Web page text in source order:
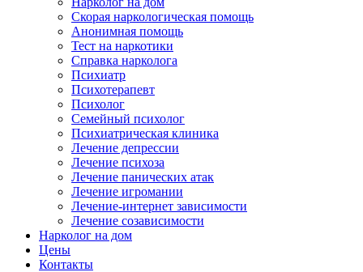
Скорая наркологическая помощь
Анонимная помощь
Тест на наркотики
Справка нарколога
Психиатр
Психотерапевт
Психолог
Семейный психолог
Психиатрическая клиника
Лечение депрессии
Лечение психоза
Лечение панических атак
Лечение игромании
Лечение-интернет зависимости
Лечение созависимости
Нарколог на дом
Цены
Контакты